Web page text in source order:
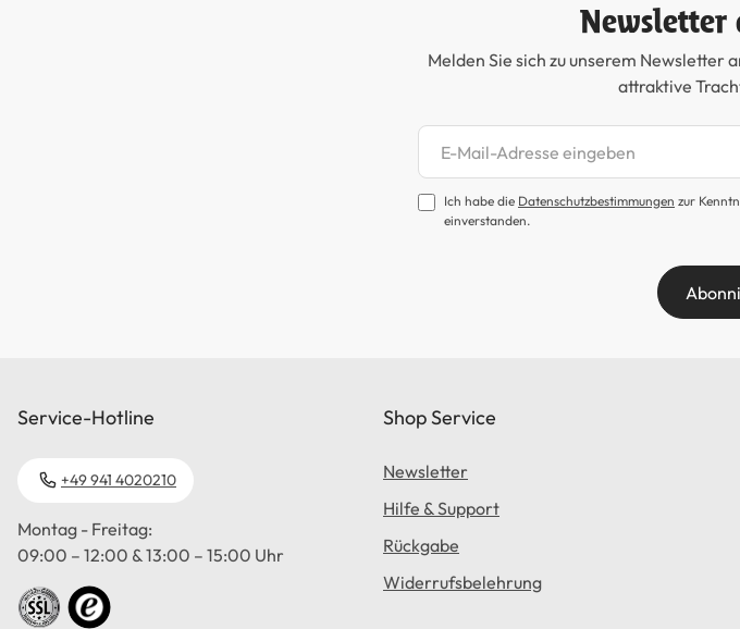
Newsletter
Melden Sie sich zu unserem Newsletter
attraktive
Newsletter abonnieren
Ich habe die Datenschutzbestimmungen zur
einverstanden.
Service-Hotline
+49 941 4020210
Montag - Freitag:
09:00 – 12:00 & 13:00 – 15:00 Uhr
Shop Service
Newsletter
Hilfe & Support
Rückgabe
Widerrufsbelehrung